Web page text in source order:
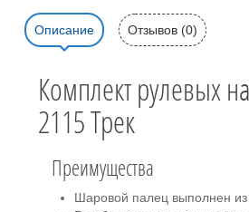
Описание Отзывов (0)
Комплект рулевых
2115 Трек
Преимущества
Шаровой палец выполнен из